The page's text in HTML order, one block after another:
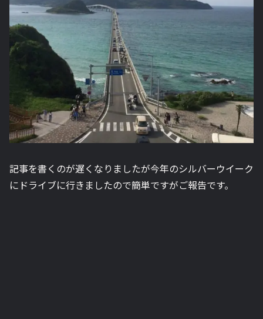
記事を書くのが遅くなりましたが今年のシルバーウイーク
にドライブに行きましたので簡単ですがご報告です。